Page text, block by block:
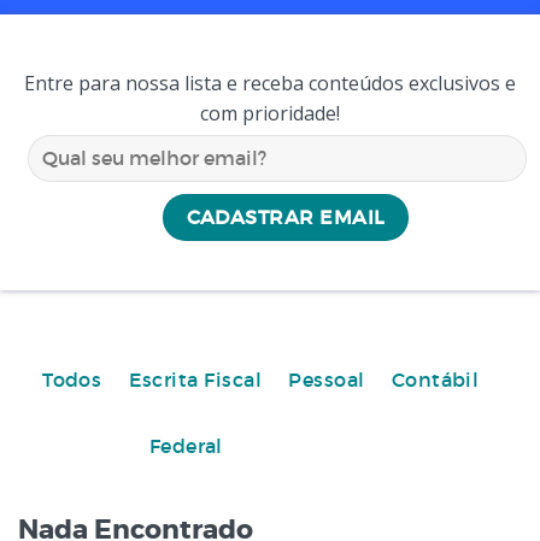
Entre para nossa lista e receba conteúdos exclusivos e
com prioridade!
Todos Escrita Fiscal Pessoal Contábil
Federal
Nada Encontrado